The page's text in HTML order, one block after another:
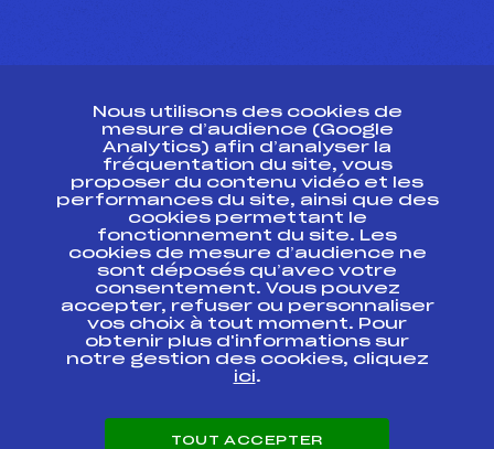
Ressources
Pass’Neige
Projet sportif fédéral
Projet de performance fédéral
Antidopage
Pôle Développement, Formation, Suivi
Scientifique
Listes ministérielles
Pôle vie de l’athlète
Enseignement professionnel
Nous utilisons des cookies de
mesure d’audience (Google
Analytics) afin d’analyser la
fréquentation du site, vous
proposer du contenu vidéo et les
performances du site, ainsi que des
cookies permettant le
fonctionnement du site. Les
cookies de mesure d’audience ne
sont déposés qu’avec votre
consentement. Vous pouvez
accepter, refuser ou personnaliser
vos choix à tout moment. Pour
obtenir plus d'informations sur
notre gestion des cookies, cliquez
ici.
TOUT ACCEPTER